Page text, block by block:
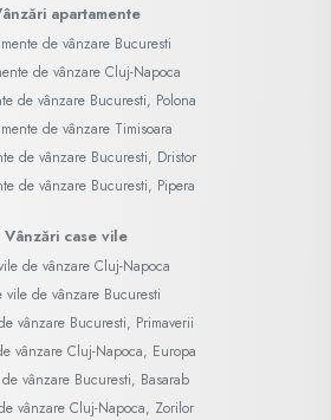
apartamente
de vânzare Bucuresti
de vânzare Cluj-Napoca
de vânzare Bucuresti, Polona
de vânzare Timisoara
de vânzare Bucuresti, Dristor
de vânzare Bucuresti, Pipera
Vânzări case vile
de vânzare Cluj-Napoca
vile de vânzare Bucuresti
vânzare Bucuresti, Primaverii
vânzare Cluj-Napoca, Europa
vânzare Bucuresti, Basarab
vânzare Cluj-Napoca, Zorilor